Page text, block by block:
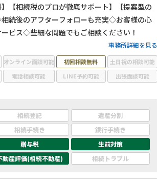
】【相続税のプロが徹底サポート】【提案型の
続後のアフターフォローも充実◇お客様の心
ビス◇些細な問題でもご相談ください！
事務所詳細を見る
オンライン面談可能 初回相談無料
土日祝の相談可能
電話相談可能 LINE予約可能 出張面談可能
相続登記
遺産分割
相続手続き
銀行手続き
贈与税
生前対策
動産評価(相続不動産) 相続トラブル